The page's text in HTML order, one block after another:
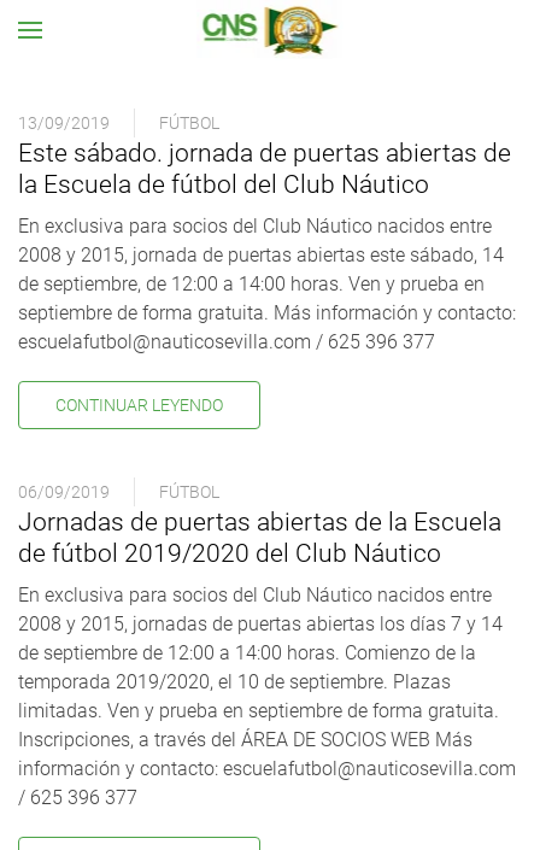
13/09/2019 FÚTBOL
Este sábado. jornada de puertas abiertas de
la Escuela de fútbol del Club Náutico
En exclusiva para socios del Club Náutico nacidos entre
2008 y 2015, jornada de puertas abiertas este sábado, 14
de septiembre, de 12:00 a 14:00 horas. Ven y prueba en
septiembre de forma gratuita. Más información y contacto:
escuelafutbol@nauticosevilla.com / 625 396 377
CONTINUAR LEYENDO
06/09/2019 FÚTBOL
Jornadas de puertas abiertas de la Escuela
de fútbol 2019/2020 del Club Náutico
En exclusiva para socios del Club Náutico nacidos entre
2008 y 2015, jornadas de puertas abiertas los días 7 y 14
de septiembre de 12:00 a 14:00 horas. Comienzo de la
temporada 2019/2020, el 10 de septiembre. Plazas
limitadas. Ven y prueba en septiembre de forma gratuita.
Inscripciones, a través del ÁREA DE SOCIOS WEB Más
información y contacto: escuelafutbol@nauticosevilla.com
/ 625 396 377